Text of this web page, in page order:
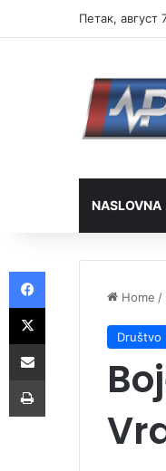
Петак, август
NASLOVNA
Home /
Društvo
Facebook
X
Share via Email